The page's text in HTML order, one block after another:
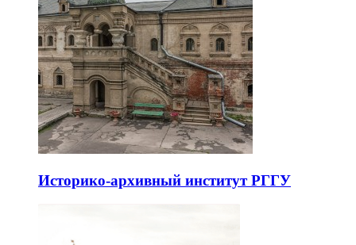
Историко-архивный институт РГГУ